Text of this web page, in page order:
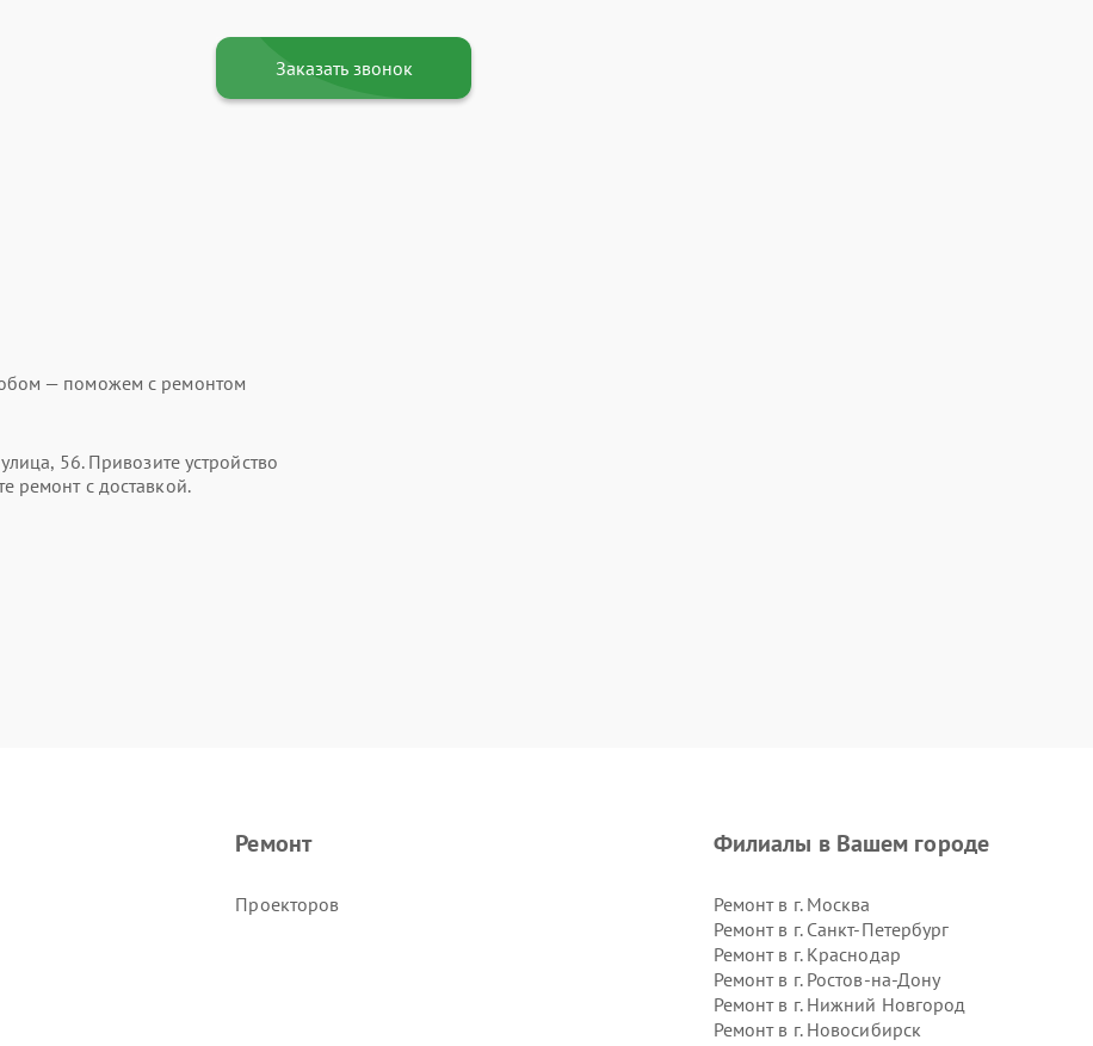
Заказать звонок
— поможем с ремонтом
56. Привозите устройство
ремонт с доставкой.
Ремонт
Проекторов
Филиалы в Вашем городе
Ремонт в г. Москва
Ремонт в г. Санкт-Петербург
Ремонт в г. Краснодар
Ремонт в г. Ростов-на-Дону
Ремонт в г. Нижний Новгород
Ремонт в г. Новосибирск